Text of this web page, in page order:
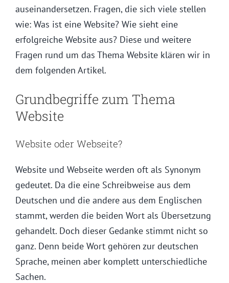
auseinandersetzen. Fragen, die sich viele stellen
wie: Was ist eine Website? Wie sieht eine
erfolgreiche Website aus? Diese und weitere
Fragen rund um das Thema Website klären wir in
dem folgenden Artikel.
Grundbegriffe zum Thema
Website
Website oder Webseite?
Website und Webseite werden oft als Synonym
gedeutet. Da die eine Schreibweise aus dem
Deutschen und die andere aus dem Englischen
stammt, werden die beiden Wort als Übersetzung
gehandelt. Doch dieser Gedanke stimmt nicht so
ganz. Denn beide Wort gehören zur deutschen
Sprache, meinen aber komplett unterschiedliche
Sachen.